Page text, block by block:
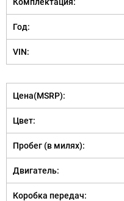
Год:
VIN:
Цена(MSRP):
Цвет:
Пробег (в милях):
Двигатель:
Коробка передач: